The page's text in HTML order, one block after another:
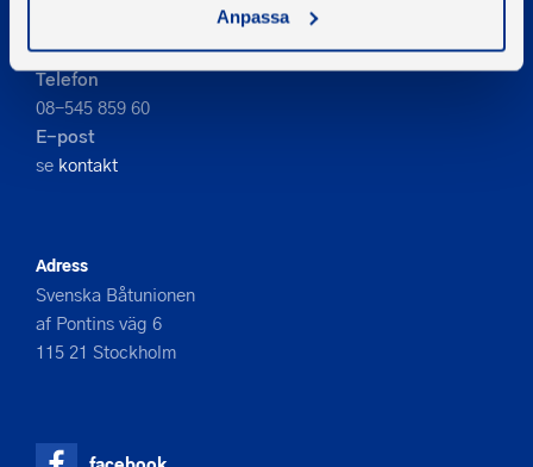
Anpassa
Kontakta oss
Telefon
08-545 859 60
E-post
se kontakt
Adress
Svenska Båtunionen
af Pontins väg 6
115 21 Stockholm